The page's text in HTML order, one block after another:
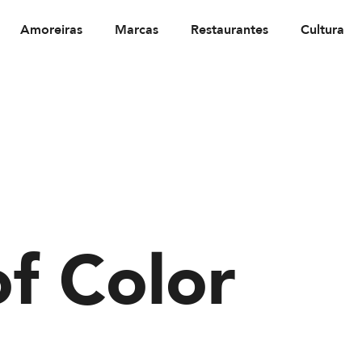
Amoreiras Marcas Restaurantes Cultura
Color